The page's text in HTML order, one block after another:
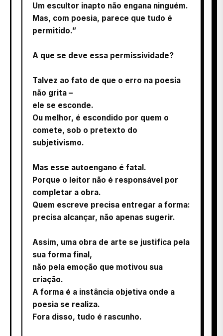
Um escultor inapto não engana ninguém.
Mas, com poesia, parece que tudo é
permitido.”
A que se deve essa permissividade?
Talvez ao fato de que o erro na poesia
não grita –
ele se esconde.
Ou melhor, é escondido por quem o
comete, sob o pretexto do
subjetivismo.
Mas esse autoengano é fatal.
Porque o leitor não é responsável por
completar a obra.
Quem escreve precisa entregar a forma:
precisa alcançar, não apenas sugerir.
Assim, uma obra de arte se justifica pela
sua forma final,
não pela emoção que motivou sua
criação.
A forma é a instância objetiva onde a
poesia se realiza.
Fora disso, tudo é rascunho.